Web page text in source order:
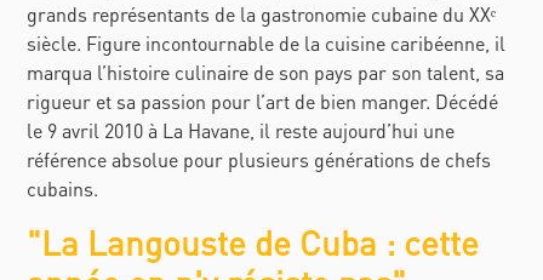
grands représentants de la gastronomie cubaine du XXᵉ
siècle. Figure incontournable de la cuisine caribéenne, il
marqua l’histoire culinaire de son pays par son talent, sa
rigueur et sa passion pour l’art de bien manger. Décédé
le 9 avril 2010 à La Havane, il reste aujourd’hui une
référence absolue pour plusieurs générations de chefs
cubains.
"La Langouste de Cuba : cette